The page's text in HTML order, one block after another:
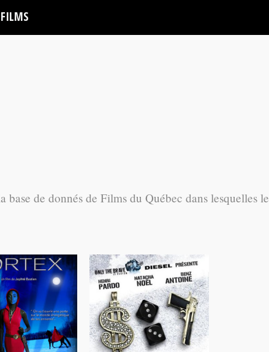
de donnés de Films du Québec dans lesquelles le
Sortie 67